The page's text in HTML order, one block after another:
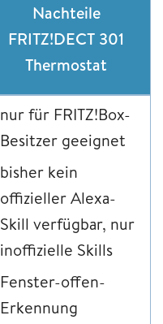
Nachteile
FRITZ!DECT 301
Thermostat
nur für FRITZ!Box-
Besitzer geeignet
bisher kein
offizieller Alexa-
Skill verfügbar, nur
inoffizielle Skills
Fenster-offen-
Erkennung